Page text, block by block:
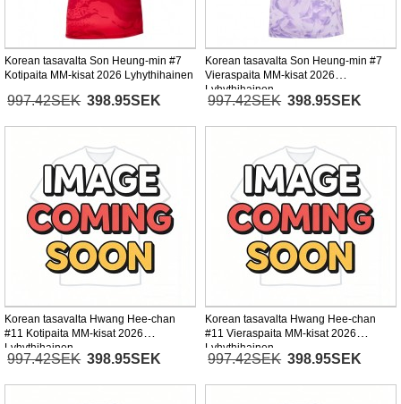
Korean tasavalta Son Heung-min #7
Kotipaita MM-kisat 2026 Lyhythihainen
997.42SEK 398.95SEK
Korean tasavalta Son Heung-min #7
Vieraspaita MM-kisat 2026
Lyhythihainen
997.42SEK 398.95SEK
Korean tasavalta Hwang Hee-chan
#11 Kotipaita MM-kisat 2026
Lyhythihainen
997.42SEK 398.95SEK
Korean tasavalta Hwang Hee-chan
#11 Vieraspaita MM-kisat 2026
Lyhythihainen
997.42SEK 398.95SEK